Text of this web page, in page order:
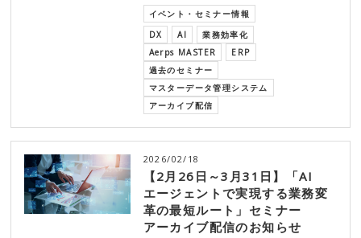
イベント・セミナー情報
DX
AI
業務効率化
Aerps MASTER
ERP
過去のセミナー
マスターデータ管理システム
アーカイブ配信
2026/02/18
【2月26日～3月31日】「AI
エージェントで実現する業務変
革の最短ルート」セミナー
アーカイブ配信のお知らせ